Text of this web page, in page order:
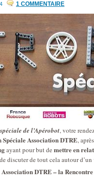
1 COMMENTAIRE
de l’Apérobot, votre
Association DTRE,
ayant pour but de mettre en
discuter de tout cela autour d’un
DTRE – la Rencontre